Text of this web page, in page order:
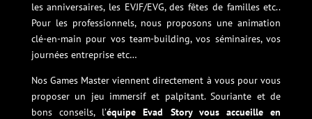
les anniversaires, les EVJF/EVG, des fêtes de familles etc..
Pour les professionnels, nous proposons une animation
clé-en-main pour vos team-building, vos séminaires, vos
journées entreprise etc…
Nos Games Master viennent directement à vous pour vous
proposer un jeu immersif et palpitant. Souriante et de
bons conseils, l’équipe Evad Story vous accueille en